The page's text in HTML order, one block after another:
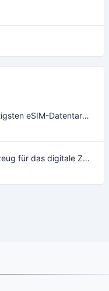
CheapereSIM — Die günstigsten eSIM-Datentarife für Reisen 2026
Ein unverzichtbares Werkzeug für das digitale Zeitalter